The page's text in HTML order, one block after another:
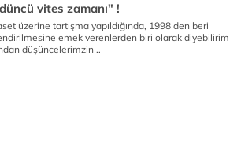
vites zamanı" !
üzerine tartışma yapıldığında, 1998 den beri
emek verenlerden biri olarak diyebilirim
düşüncelerimzin ..